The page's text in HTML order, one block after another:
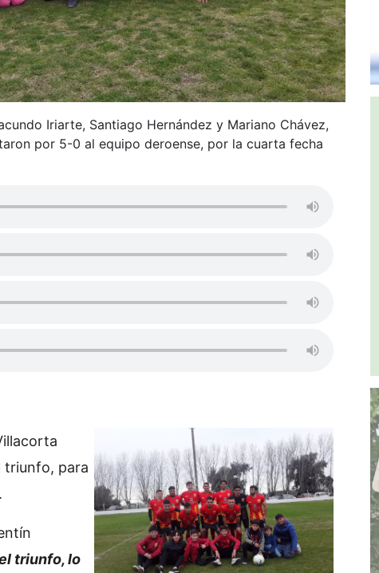
Iriarte, Santiago Hernández y Mariano Chávez,
por 5-0 al equipo deroense, por la cuarta fecha
triunfo, para
triunfo, lo